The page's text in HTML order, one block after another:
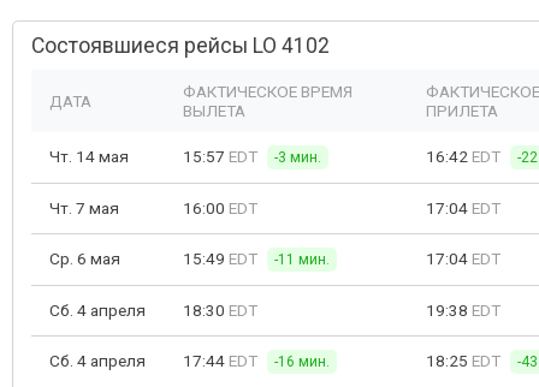
Состоявшиеся рейсы LO 4102
ДАТА
ФАКТИЧЕСКОЕ ВРЕМЯ
ВЫЛЕТА
ПРИЛЕТА
Чт. 14 мая 15:57 EDT -3 мин. 16:42 EDT -
Чт. 7 мая 16:00 EDT 17:04 EDT
Ср. 6 мая 15:49 EDT -11 мин. 17:04 EDT
Сб. 4 апреля 18:30 EDT 19:38 EDT
Сб. 4 апреля 17:44 EDT -16 мин. 18:25 EDT -